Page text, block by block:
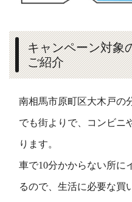
キャンペーン対象
ご紹介
南相馬市原町区大木戸の
でも街よりで、コンビニ
ります。
車で10分かからない所に
るので、生活に必要な買